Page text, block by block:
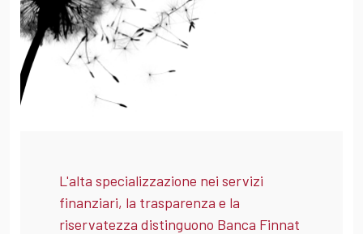
L'alta specializzazione nei servizi
finanziari, la trasparenza e la
riservatezza distinguono Banca Finnat